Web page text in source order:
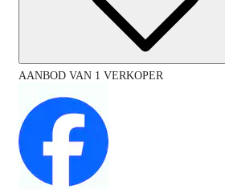
AANBOD VAN 1 VERKOPER